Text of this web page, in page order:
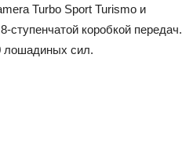
Turbo Sport Turismo и
коробкой передач.
лошадиных сил.